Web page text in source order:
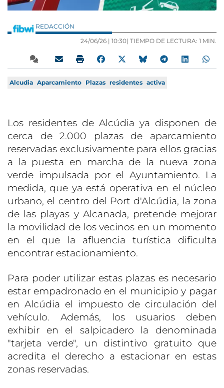
REDACCIÓN
24/06/26 | 10:30| TIEMPO DE LECTURA: 1 MIN.
Alcudia Aparcamiento Plazas residentes activa
Los residentes de Alcúdia ya disponen de
cerca de 2.000 plazas de aparcamiento
reservadas exclusivamente para ellos gracias
a la puesta en marcha de la nueva zona
verde impulsada por el Ayuntamiento. La
medida, que ya está operativa en el núcleo
urbano, el centro del Port d'Alcúdia, la zona
de las playas y Alcanada, pretende mejorar
la movilidad de los vecinos en un momento
en el que la afluencia turística dificulta
encontrar estacionamiento.
Para poder utilizar estas plazas es necesario
estar empadronado en el municipio y pagar
en Alcúdia el impuesto de circulación del
vehículo. Además, los usuarios deben
exhibir en el salpicadero la denominada
"tarjeta verde", un distintivo gratuito que
acredita el derecho a estacionar en estas
zonas reservadas.